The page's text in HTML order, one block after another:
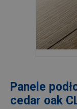
Panele
cedar oak